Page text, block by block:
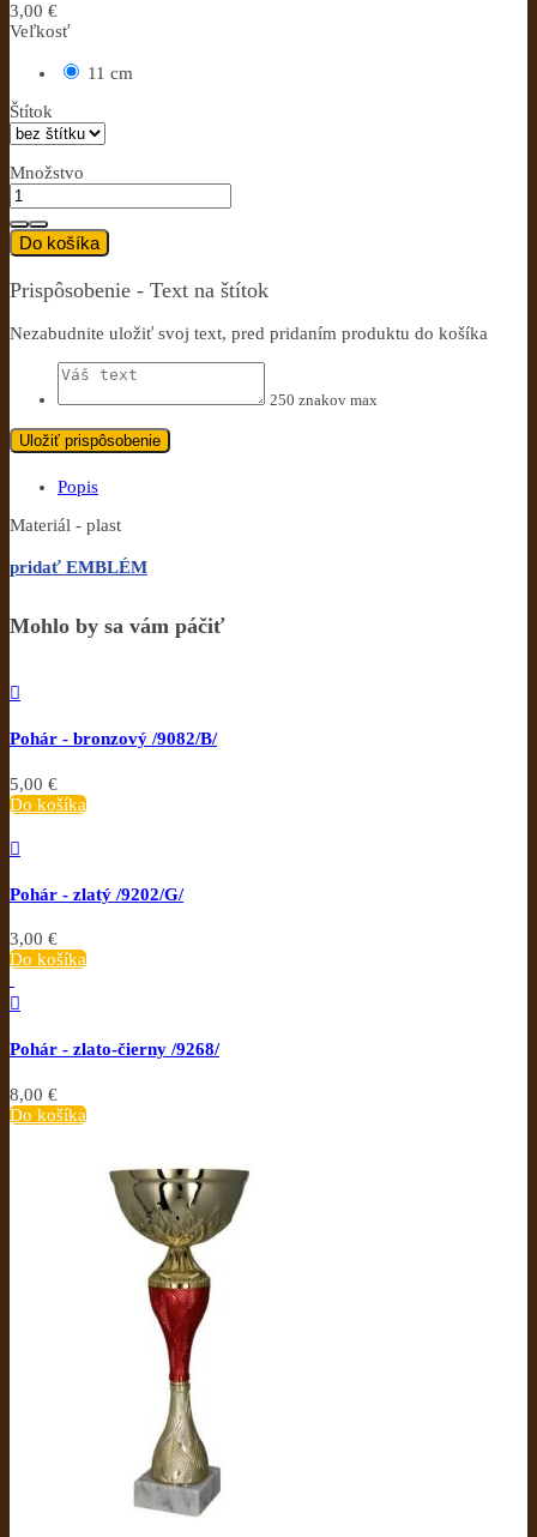
3,00 €
Veľkosť
11 cm
Štítok
Množstvo
Do košíka
Prispôsobenie - Text na štítok
Nezabudnite uložiť svoj text, pred pridaním produktu do košíka
250 znakov max
Uložiť prispôsobenie
Popis
Materiál - plast
pridať EMBLÉM
Mohlo by sa vám páčiť

Pohár - bronzový /9082/B/
5,00 €
Do košíka

Pohár - zlatý /9202/G/
3,00 €
Do košíka

Pohár - zlato-čierny /9268/
8,00 €
Do košíka